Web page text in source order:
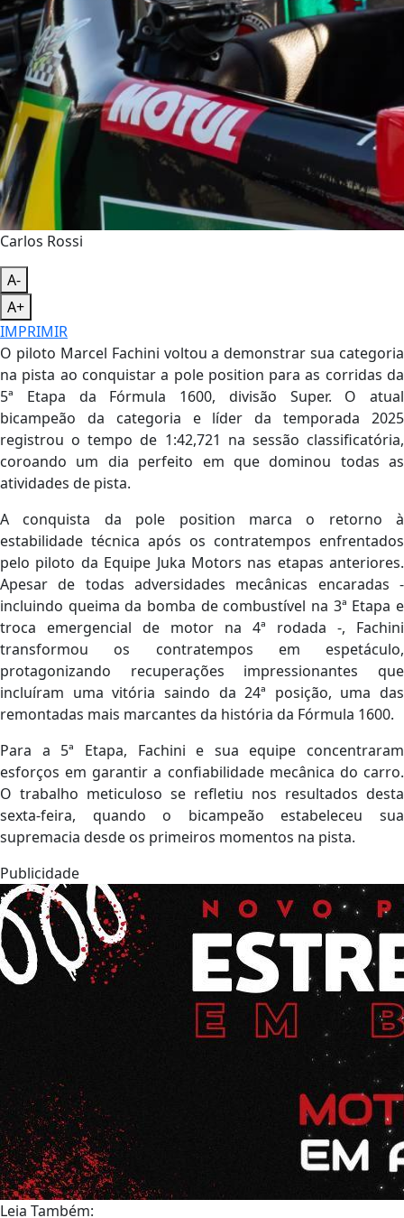
Carlos Rossi
A-
A+
IMPRIMIR
O piloto Marcel Fachini voltou a demonstrar sua categoria
na pista ao conquistar a pole position para as corridas da
5ª Etapa da Fórmula 1600, divisão Super. O atual
bicampeão da categoria e líder da temporada 2025
registrou o tempo de 1:42,721 na sessão classificatória,
coroando um dia perfeito em que dominou todas as
atividades de pista.
A conquista da pole position marca o retorno à
estabilidade técnica após os contratempos enfrentados
pelo piloto da Equipe Juka Motors nas etapas anteriores.
Apesar de todas adversidades mecânicas encaradas -
incluindo queima da bomba de combustível na 3ª Etapa e
troca emergencial de motor na 4ª rodada -, Fachini
transformou os contratempos em espetáculo,
protagonizando recuperações impressionantes que
incluíram uma vitória saindo da 24ª posição, uma das
remontadas mais marcantes da história da Fórmula 1600.
Para a 5ª Etapa, Fachini e sua equipe concentraram
esforços em garantir a confiabilidade mecânica do carro.
O trabalho meticuloso se refletiu nos resultados desta
sexta-feira, quando o bicampeão estabeleceu sua
supremacia desde os primeiros momentos na pista.
Publicidade
Leia Também: